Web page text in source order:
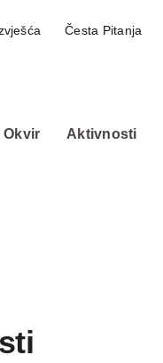
Česta Pitanja
Okvir Aktivnosti